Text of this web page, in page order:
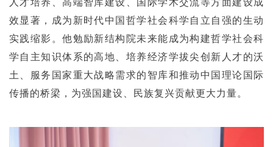
人才培养、高端智库建设、国际学术交流等方面建设成
效显著，成为新时代中国哲学社会科学自立自强的生动
实践缩影。他勉励新结构院未来能成为构建哲学社会科
学自主知识体系的高地、培养经济学拔尖创新人才的沃
土、服务国家重大战略需求的智库和推动中国理论国际
传播的桥梁，为强国建设、民族复兴贡献更大力量。